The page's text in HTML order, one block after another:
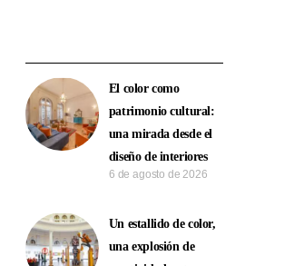
El color como
patrimonio cultural:
una mirada desde el
diseño de interiores
6 de agosto de 2026
Un estallido de color,
una explosión de